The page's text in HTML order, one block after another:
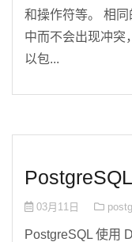
和操作符等。 相
中而不会出现冲突
以包...
03月11日
PostgreSQL 使用